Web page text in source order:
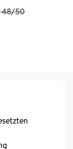
48/50